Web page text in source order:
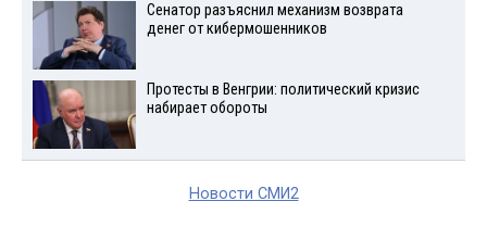
Сенатор разъяснил механизм возврата
денег от кибермошенников
Протесты в Венгрии: политический кризис
набирает обороты
Новости СМИ2